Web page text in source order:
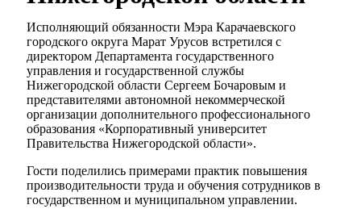
Исполняющий обязанности Мэра Карачаевского
городского округа Марат Урусов встретился с
директором Департамента государственного
управления и государственной службы
Нижегородской области Сергеем Бочаровым и
представителями автономной некоммерческой
организации дополнительного профессионального
образования «Корпоративный университет
Правительства Нижегородской области».
Гости поделились примерами практик повышения
производительности труда и обучения сотрудников в
государственном и муниципальном управлении.